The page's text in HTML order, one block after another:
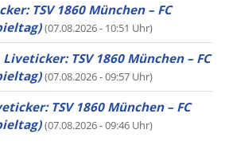
TSV 1860 München – FC
(07.08.2026 - 10:51 Uhr)
Liveticker: TSV 1860 München – FC
(07.08.2026 - 09:57 Uhr)
TSV 1860 München – FC
(07.08.2026 - 09:46 Uhr)